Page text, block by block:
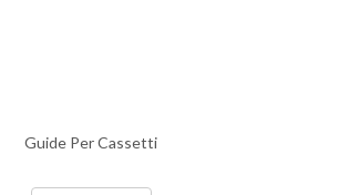
Guide Per Cassetti